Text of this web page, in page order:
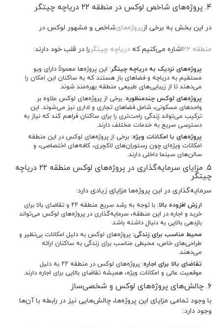
در این بخش به برخی از پروژه‌هایشاخص و مشهور لوکس در
منطقه ۲۲ اشاره می‌کنیم کهدریاچه چیتگررا در قلب خود دارند:
پروژه‌های نزدیک به دریاچه چیتگر:این پروژه‌ها معمولاً دارای ویو
مستقیم به دریاچه و فضاهای باز هستند که به ساکنان این امکان را
می‌دهند تا از زیبایی‌های طبیعی منطقه بهره‌مند شوند.
پروژه‌های لوکس چندمنظوره:برخی از پروژه‌های لوکس علاوه بر
واحدهای مسکونی، شامل فضاهای تجاری و اداری نیز می‌شوند. این
ترکیب می‌تواند زندگی راحت‌تری را برای ساکنان فراهم کند که نیاز به
دسترسی سریع به خدمات مختلف دارند.
پروژه‌های با امکانات ویژه:برخی از پروژه‌های لوکس در این منطقه
امکانات ویژه‌ای چون رستوران‌های لاکچری، کافه‌های اختصاصی، و
سالن‌های سینما داخلی دارند.
۵. مزایای سرمایه‌گذاری در پروژه‌های لوکس منطقه ۲۲ دریاچه
چیتگر
سرمایه‌گذاری در این پروژه‌ها مزایای زیادی دارد:
ارزش افزوده بالا:
با توجه به رشد سریع منطقه ۲۲ و تقاضای بالا برای
خرید و اجاره در این منطقه، سرمایه‌گذاری در پروژه‌های لوکس می‌تواند
بازدهی بالایی به دنبال داشته باشد.
محیط مناسب برای زندگی:پروژه‌های لوکس به دلیل امکانات بی‌نظیر و
طراحی‌های خاص، محیطی مناسب برای زندگی به ساکنان ارائه
می‌دهند.
تقاضای بالا برای اجاره:
پروژه‌های لوکس در منطقه ۲۲ به دلیل
موقعیت عالی و امکانات ویژه، همیشه تقاضای بالایی برای اجاره دارند.
با وجود تمامی مزایای این پروژه‌ها، چالش‌هایی نیز در رابطه با آن‌ها
وجود دارد: